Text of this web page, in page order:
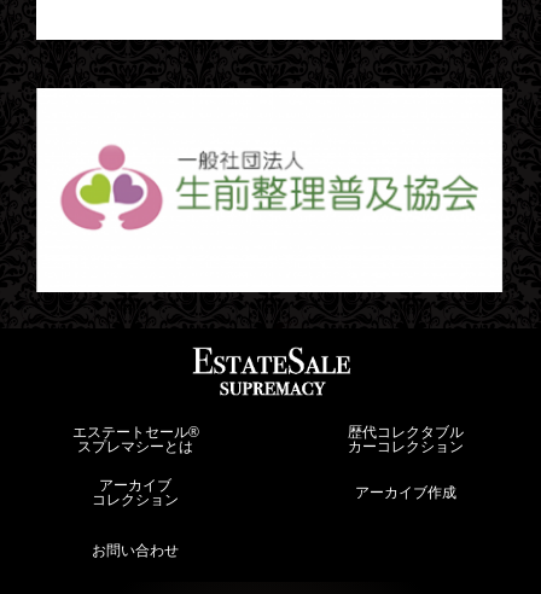
エステートセール®︎
スプレマシーとは
歴代コレクタブル
カーコレクション
アーカイブ
コレクション
アーカイブ作成
お問い合わせ